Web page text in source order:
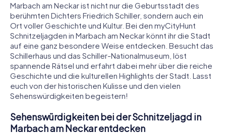
Marbach am Neckar ist nicht nur die Geburtsstadt des
berühmten Dichters Friedrich Schiller, sondern auch ein
Ort voller Geschichte und Kultur. Bei den myCityHunt
Schnitzeljagden in Marbach am Neckar könnt ihr die Stadt
auf eine ganz besondere Weise entdecken. Besucht das
Schillerhaus und das Schiller-Nationalmuseum, löst
spannende Rätsel und erfahrt dabei mehr über die reiche
Geschichte und die kulturellen Highlights der Stadt. Lasst
euch von der historischen Kulisse und den vielen
Sehenswürdigkeiten begeistern!
Sehenswürdigkeiten bei der Schnitzeljagd in
Marbach am Neckar entdecken